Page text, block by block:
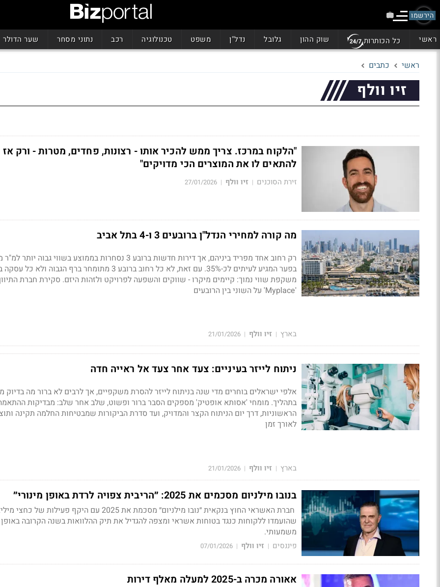
הירשמו
ראשי כל הכותרות שוק ההון גלובל נדל"ן משפט טכנולוגיה רכב נתוני מסחר שער הדולר
ראשי כתבים
זיו וולף
"הלקוח במרכז. צריך ממש להכיר אותו - רצונות, פחדים, מטרות - ורק אז
להתאים לו את המוצרים הכי מדויקים"
זירת הסוכנים | זיו וולף |
27/01/2026
מה קורה למחירי הנדל"ן ברובעים 3 ו-4 בתל אביב
משקפת שווי נמוך: קיימים מיקרו - שווקים והשפעה לפרויקט ולזהות היזם. סקירת חברת
'Myplace' על השוני בין הרובעים
בארץ | זיו וולף |
21/01/2026
ניתוח לייזר בעיניים: צעד אחר צעד אל ראייה חדה
אלפי ישראלים בוחרים מדי שנה בניתוח לייזר להסרת משקפיים, אך לרבים לא ברור מה בדיוק
בתהליך. מומחי 'אסותא אופטיק' מספקים הסבר ברור ופשוט, שלב אחר שלב: מבדיקות
הראשוניות, דרך יום הניתוח הקצר והמדויק, ועד סדרת הביקורות שמבטיחות החלמה תקינה
לאורך זמן
בארץ | זיו וולף |
21/01/2026
בנובו מילניום מסכמים את 2025: ״הריבית צפויה לרדת באופן מינורי״
חברת האשראי החוץ בנקאית ״נובו מילניום״ מסכמת את 2025 עם היקף
שהועמדו ללקוחות כנגד בטוחות אשראי ומצפה להגדיל את תיק ההלוואות בשנה הקרובה באופן
משמעותי.
פיננסים | זיו וולף |
07/01/2026
אאורה מכרה ב-2025 למעלה מאלף דירות